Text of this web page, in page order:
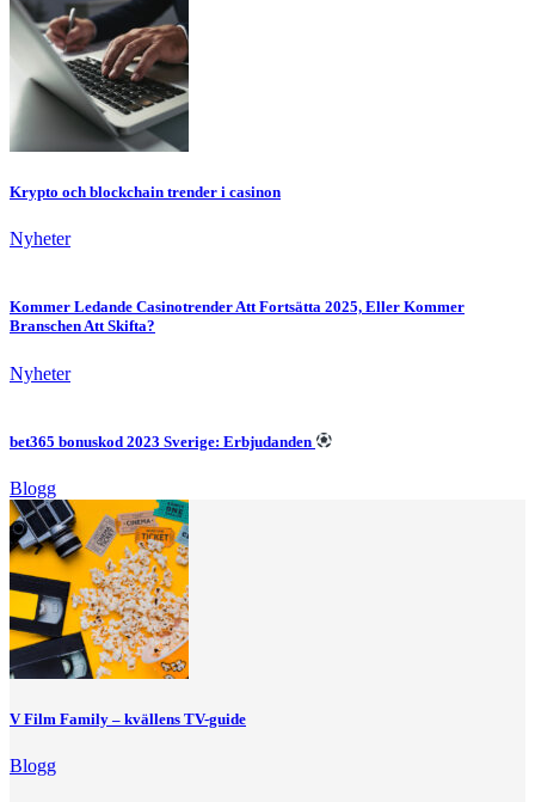
Krypto och blockchain trender i casinon
Nyheter
Kommer Ledande Casinotrender Att Fortsätta 2025, Eller Kommer
Branschen Att Skifta?
Nyheter
bet365 bonuskod 2023 Sverige: Erbjudanden
Blogg
V Film Family – kvällens TV-guide
Blogg